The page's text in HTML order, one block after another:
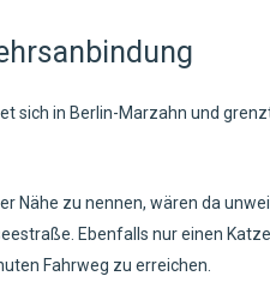
sich in Berlin-Marzahn und
Nähe zu nennen, wären da
Ebenfalls nur einen
Fahrweg zu erreichen.